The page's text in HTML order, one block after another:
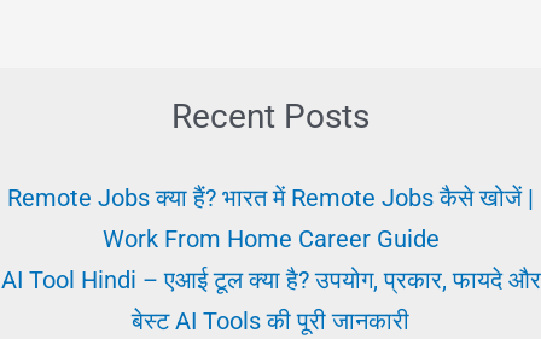
करियर
अवसर
Recent Posts
Remote Jobs क्या हैं? भारत में Remote Jobs कैसे खोजें |
Work From Home Career Guide
AI Tool Hindi – एआई टूल क्या है? उपयोग, प्रकार, फायदे और
बेस्ट AI Tools की पूरी जानकारी